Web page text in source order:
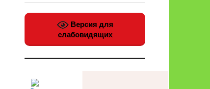
Версия для
слабовидящих